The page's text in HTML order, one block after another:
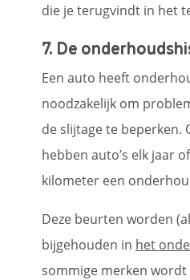
die je terugvindt in het
7. De
Een auto heeft
noodzakelijk om
de slijtage te beperken.
hebben auto’s elk jaar
kilometer een
Deze beurten worden
bijgehouden in het
sommige merken